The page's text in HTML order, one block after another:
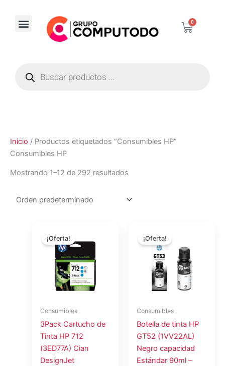
contenido
0
Carrito
productos
Inicio / Productos etiquetados “Consumibles HP”
Consumibles HP
Mostrando 1–12 de 292 resultados
¡Oferta!
Consumibles
3Pack Cartucho de
Tinta HP 712
(3ED77A) Cian
DesignJet
precio
original
$105.00.
actual
$80.00.
¡Oferta!
Consumibles
Botella de tinta HP
GT52 (1VV22AL)
Negro capacidad
Estándar 90ml –
precio
original
era:
$15.75.
es:
$14.00.